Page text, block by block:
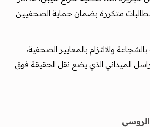
متكررة بضمان حماية الصحفيين
والالتزام بالمعايير الصحفية،
الميداني الذي يضع نقل الحقيقة فوق